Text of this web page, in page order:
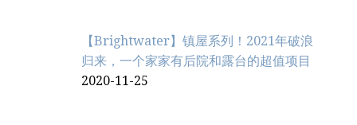
【Brightwater】镇屋系列！2021年破浪
归来，一个家家有后院和露台的超值项目
2020-11-25